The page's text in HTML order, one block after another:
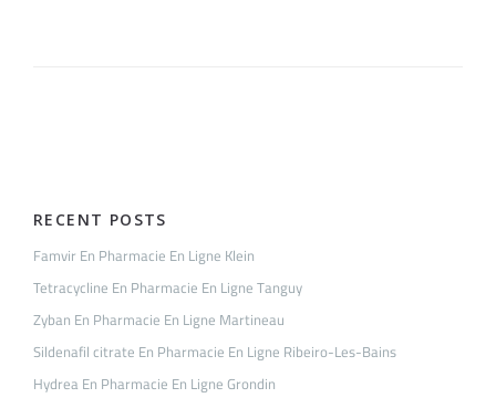
RECENT POSTS
Famvir En Pharmacie En Ligne Klein
Tetracycline En Pharmacie En Ligne Tanguy
Zyban En Pharmacie En Ligne Martineau
Sildenafil citrate En Pharmacie En Ligne Ribeiro-Les-Bains
Hydrea En Pharmacie En Ligne Grondin